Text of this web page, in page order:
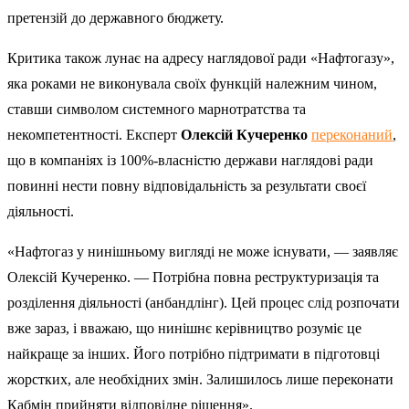
претензій до державного бюджету.
Критика також лунає на адресу наглядової ради «Нафтогазу»,
яка роками не виконувала своїх функцій належним чином,
ставши символом системного марнотратства та
некомпетентності. Експерт Олексій Кучеренко переконаний,
що в компаніях із 100%-власністю держави наглядові ради
повинні нести повну відповідальність за результати своєї
діяльності.
«Нафтогаз у нинішньому вигляді не може існувати, — заявляє
Олексій Кучеренко. — Потрібна повна реструктуризація та
розділення діяльності (анбандлінг). Цей процес слід розпочати
вже зараз, і вважаю, що нинішнє керівництво розуміє це
найкраще за інших. Його потрібно підтримати в підготовці
жорстких, але необхідних змін. Залишилось лише переконати
Кабмін прийняти відповідне рішення».